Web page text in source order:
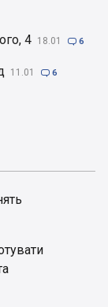
4 18.01  6
11.01  6